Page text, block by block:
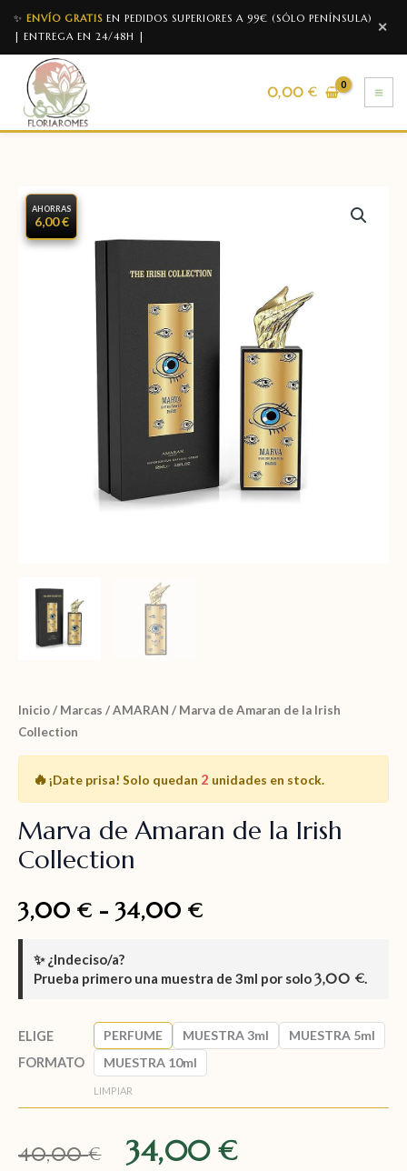
✨ ENVÍO GRATIS EN PEDIDOS SUPERIORES A 99€ (SÓLO PENÍNSULA)
| ENTREGA EN 24/48H |
✕
0,00€
AHORRAS
6,00 €
Inicio/ Marcas /AMARAN / Marva de Amaran de la Irish
Collection
🔥¡Date prisa! Solo quedan 2 unidades en stock.
Marva de Amaran de la Irish
Collection
3,00 € - 34,00 €
✨¿Indeciso/a?
Prueba primero una muestra de 3ml por solo3,00 €.
ELIGE
FORMATO
PERFUME MUESTRA 3ml
MUESTRA 5ml
MUESTRA 10ml
LIMPIAR
40,00€ 34,00€